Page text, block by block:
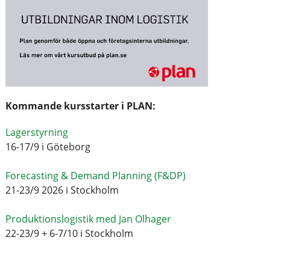
Kommande kursstarter i PLAN:
Lagerstyrning
16-17/9 i Göteborg
Forecasting & Demand Planning (F&DP)
21-23/9 2026 i Stockholm
Produktionslogistik med Jan Olhager
22-23/9 + 6-7/10 i Stockholm